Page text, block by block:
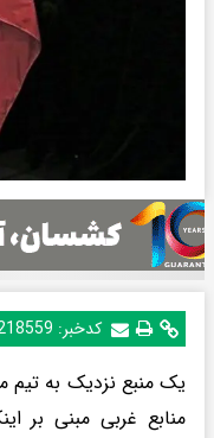
کدخبر:
یک منبع نزدیک به تیم
منابع غربی مبنی بر